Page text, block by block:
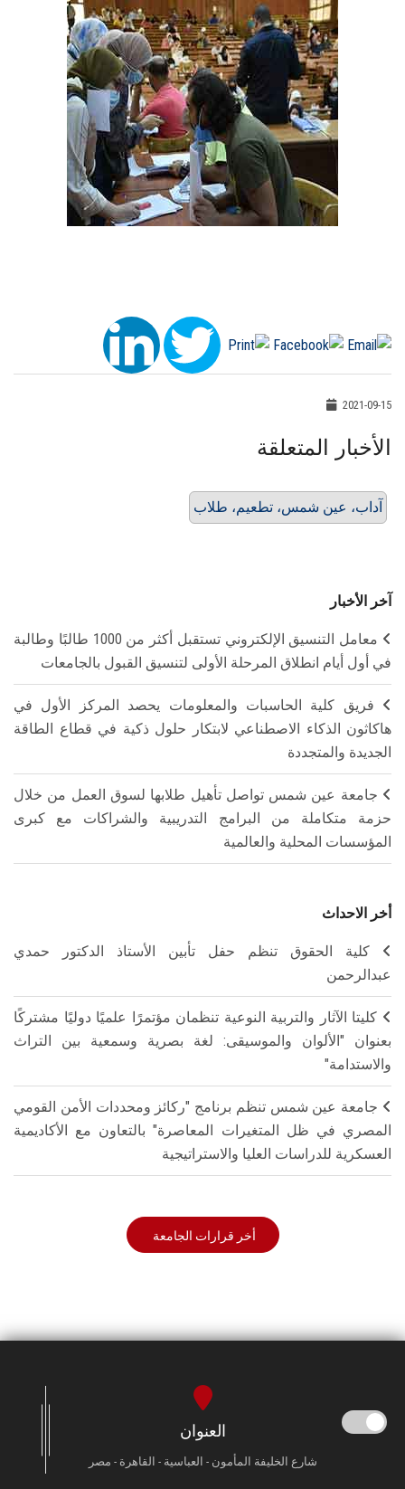
2021-09-15
الأخبار المتعلقة
آداب، عين شمس، تطعيم، طلاب
آخر الأخبار
معامل التنسيق الإلكتروني تستقبل أكثر من 1000 طالبًا وطالبة
في أول أيام انطلاق المرحلة الأولى لتنسيق القبول بالجامعات
فريق كلية الحاسبات والمعلومات يحصد المركز الأول في
هاكاثون الذكاء الاصطناعي لابتكار حلول ذكية في قطاع الطاقة
الجديدة والمتجددة
جامعة عين شمس تواصل تأهيل طلابها لسوق العمل من خلال
حزمة متكاملة من البرامج التدريبية والشراكات مع كبرى
المؤسسات المحلية والعالمية
أخر الاحداث
كلية الحقوق تنظم حفل تأبين الأستاذ الدكتور حمدي
عبدالرحمن
كليتا الآثار والتربية النوعية تنظمان مؤتمرًا علميًا دوليًا مشتركًا
بعنوان "الألوان والموسيقى: لغة بصرية وسمعية بين التراث
والاستدامة"
جامعة عين شمس تنظم برنامج "ركائز ومحددات الأمن القومي
المصري في ظل المتغيرات المعاصرة" بالتعاون مع الأكاديمية
العسكرية للدراسات العليا والاستراتيجية
أخر قرارات الجامعة
العنوان
شارع الخليفة المأمون - العباسية - القاهرة - مصر